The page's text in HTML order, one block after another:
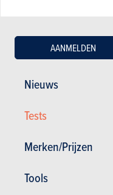
Nieuws
Tests
Merken/Prijzen
Tools
AANMELDEN
De
bumpers voorzien
modder te trekken